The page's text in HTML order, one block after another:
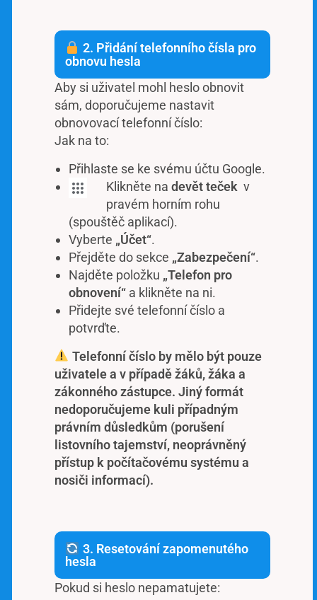
2. Přidání telefonního čísla pro
obnovu hesla
Aby si uživatel mohl heslo obnovit
sám, doporučujeme nastavit
obnovovací telefonní číslo:
Jak na to:
Přihlaste se ke svému účtu Google.
Klikněte na devět teček v
pravém horním rohu
(spouštěč aplikací).
Vyberte „Účet“.
Přejděte do sekce „Zabezpečení“.
Najděte položku „Telefon pro
obnovení“ a klikněte na ni.
Přidejte své telefonní číslo a
potvrďte.
Telefonní číslo by mělo být pouze
uživatele a v případě žáků, žáka a
zákonného zástupce. Jiný formát
nedoporučujeme kuli případným
právním důsledkům (porušení
listovního tajemství, neoprávněný
přístup k počítačovému systému a
nosiči informací).
3. Resetování zapomenutého
hesla
Pokud si heslo nepamatujete: